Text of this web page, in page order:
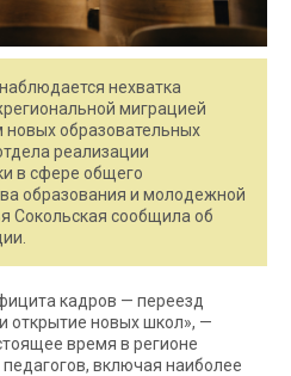
нехватка
миграцией
новых образовательных
реализации
в сфере общего
образования и молодежной
Сокольская сообщила об
кадров — переезд
открытие новых школ», —
время в регионе
включая наиболее